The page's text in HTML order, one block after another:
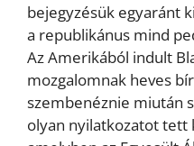
bejegyzésük egyaránt
a republikánus mind
Az Amerikából indult
mozgalomnak heves
szembenéznie miután
olyan nyilatkozatot tett